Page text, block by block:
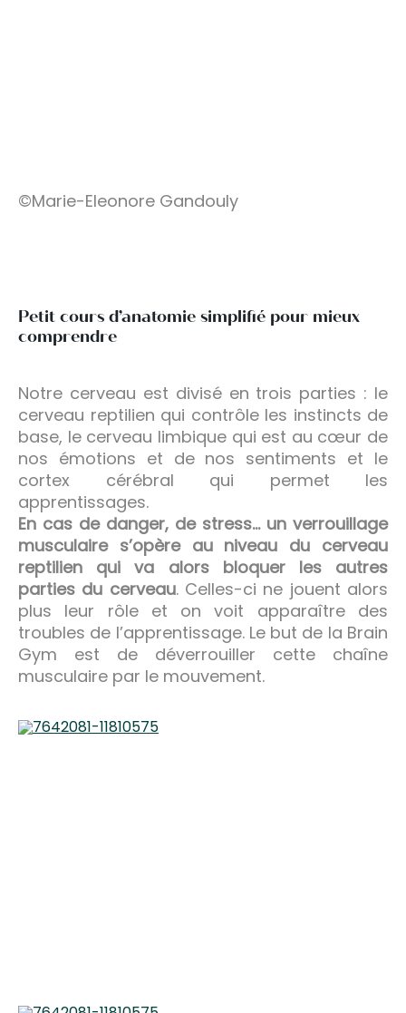
©Marie-Eleonore Gandouly
Petit cours d’anatomie simplifié pour mieux
comprendre
Notre cerveau est divisé en trois parties : le
cerveau reptilien qui contrôle les instincts de
base, le cerveau limbique qui est au cœur de
nos émotions et de nos sentiments et le
cortex cérébral qui permet les
apprentissages.
En cas de danger, de stress… un verrouillage
musculaire s’opère au niveau du cerveau
reptilien qui va alors bloquer les autres
parties du cerveau. Celles-ci ne jouent alors
plus leur rôle et on voit apparaître des
troubles de l’apprentissage. Le but de la Brain
Gym est de déverrouiller cette chaîne
musculaire par le mouvement.